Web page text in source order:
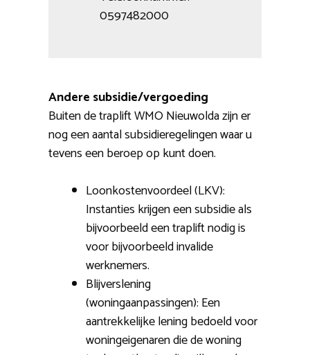
0597482000
Andere subsidie/vergoeding
Buiten de traplift WMO Nieuwolda zijn er
nog een aantal subsidieregelingen waar u
tevens een beroep op kunt doen.
Loonkostenvoordeel (LKV):
Instanties krijgen een subsidie als
bijvoorbeeld een traplift nodig is
voor bijvoorbeeld invalide
werknemers.
Blijverslening
(woningaanpassingen): Een
aantrekkelijke lening bedoeld voor
woningeigenaren die de woning